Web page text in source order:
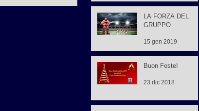
LA FORZA DEL
GRUPPO
15 gen 2019
Buon Feste!
23 dic 2018